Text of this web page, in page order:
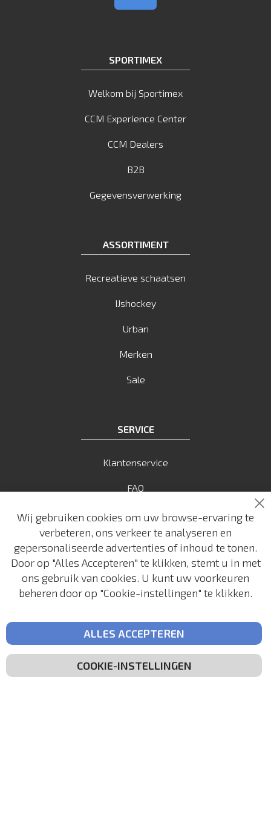
SPORTIMEX
Welkom bij Sportimex
CCM Experience Center
CCM Dealers
B2B
Gegevensverwerking
ASSORTIMENT
Recreatieve schaatsen
IJshockey
Urban
Merken
Sale
SERVICE
Klantenservice
FAQ
Betaalmogelijkheden
Verzendkosten
Verzending
Retouren
Volg ons
Wij gebruiken cookies om uw browse-ervaring te
verbeteren, ons verkeer te analyseren en
gepersonaliseerde advertenties of inhoud te tonen.
Door op "Alles Accepteren" te klikken, stemt u in met
ons gebruik van cookies. U kunt uw voorkeuren
beheren door op "Cookie-instellingen" te klikken.
ALLES ACCEPTEREN
COOKIE-INSTELLINGEN